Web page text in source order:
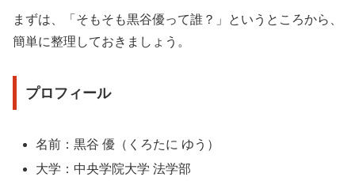
まずは、「そもそも黒谷優って誰？」というところから、
簡単に整理しておきましょう。
プロフィール
名前：黒谷 優（くろたに ゆう）
大学：中央学院大学 法学部